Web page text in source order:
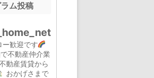
ム投稿
ー歓迎です
不動産仲介業
動産賃貸から
おかげさまで